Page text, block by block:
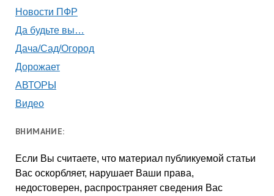
Новости ПФР
Да будьте вы…
Дача/Сад/Огород
Дорожает
АВТОРЫ
Видео
ВНИМАНИЕ:
Если Вы считаете, что материал публикуемой статьи
Вас оскорбляет, нарушает Ваши права,
недостоверен, распространяет сведения Вас